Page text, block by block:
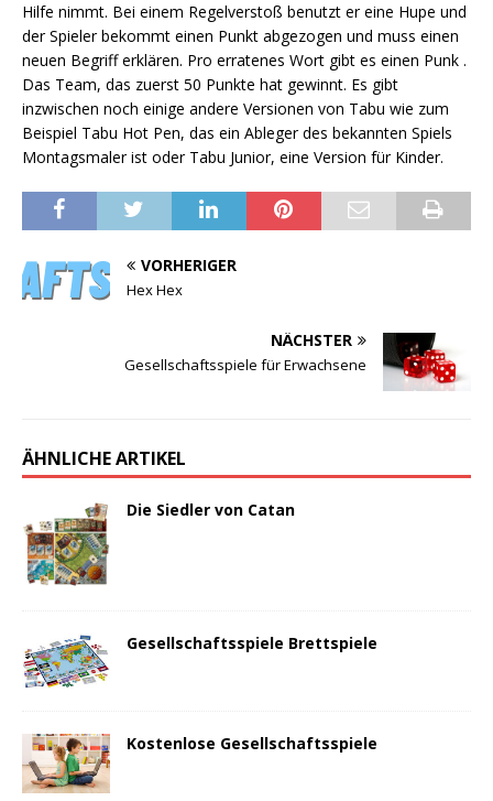
Hilfe nimmt. Bei einem Regelverstoß benutzt er eine Hupe und
der Spieler bekommt einen Punkt abgezogen und muss einen
neuen Begriff erklären. Pro erratenes Wort gibt es einen Punk .
Das Team, das zuerst 50 Punkte hat gewinnt. Es gibt
inzwischen noch einige andere Versionen von Tabu wie zum
Beispiel Tabu Hot Pen, das ein Ableger des bekannten Spiels
Montagsmaler ist oder Tabu Junior, eine Version für Kinder.
VORHERIGER
Hex Hex
NÄCHSTER
Gesellschaftsspiele für Erwachsene
ÄHNLICHE ARTIKEL
Die Siedler von Catan
Gesellschaftsspiele Brettspiele
Kostenlose Gesellschaftsspiele